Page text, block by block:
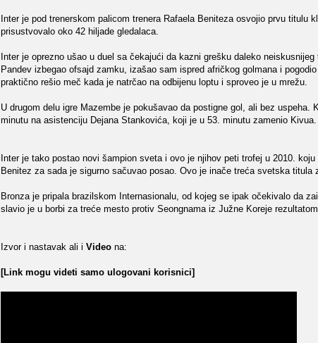
Inter je pod trenerskom palicom trenera Rafaela Beniteza osvojio prvu titulu
prisustvovalo oko 42 hiljade gledalaca.
Inter je oprezno ušao u duel sa čekajući da kazni grešku daleko
Pandev izbegao ofsajd zamku, izašao sam ispred afričkog golmana i
praktično rešio meč kada je natrčao na odbijenu loptu i sproveo je u mrežu.
U drugom delu igre Mazembe je pokušavao da postigne gol, ali bez uspeha.
minutu na asistenciju Dejana Stankovića, koji je u 53. minutu zamenio Kivua.
Inter je tako postao novi šampion sveta i ovo je njihov peti trofej u 2010.
Benitez za sada je sigurno sačuvao posao. Ovo je inače treća svetska
Bronza je pripala brazilskom Internasionalu, od kojeg se ipak očekivalo da
slavio je u borbi za treće mesto protiv Seongnama iz Južne Koreje
Izvor i nastavak ali i Video na:
[Link mogu videti samo ulogovani korisnici]